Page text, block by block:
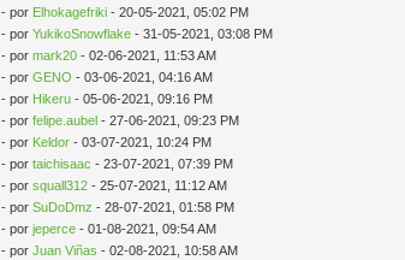
- por Elhokagefriki - 20-05-2021, 05:02 PM
- porYukikoSnowflake - 31-05-2021, 03:08 PM
- pormark20 - 02-06-2021, 11:53 AM
- porGENO - 03-06-2021, 04:16 AM
- por Hikeru - 05-06-2021, 09:16 PM
- porfelipe.aubel - 27-06-2021, 09:23 PM
- por Keldor - 03-07-2021, 10:24 PM
- portaichisaac - 23-07-2021, 07:39 PM
- porsquall312 - 25-07-2021, 11:12 AM
- porSuDoDmz - 28-07-2021, 01:58 PM
- porjeperce - 01-08-2021, 09:54 AM
- porJuan Viñas - 02-08-2021, 10:58 AM